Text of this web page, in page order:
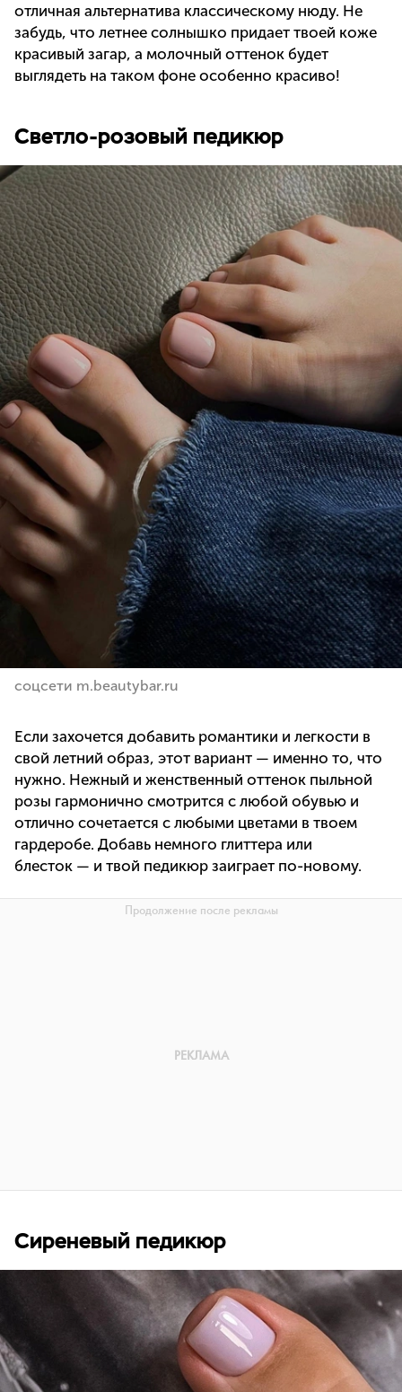
отличная альтернатива классическому нюду. Не
забудь, что летнее солнышко придает твоей коже
красивый загар, а молочный оттенок будет
выглядеть на таком фоне особенно красиво!
Светло-розовый педикюр
соцсети m.beautybar.ru
Если захочется добавить романтики и легкости в
свой летний образ, этот вариант — именно то, что
нужно. Нежный и женственный оттенок пыльной
розы гармонично смотрится с любой обувью и
отлично сочетается с любыми цветами в твоем
гардеробе. Добавь немного глиттера или
блесток — и твой педикюр заиграет по-новому.
Сиреневый педикюр